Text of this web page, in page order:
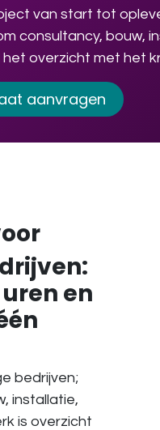
van start tot
consultancy, bouw,
het overzicht met het
aanvragen
en
bedrijven;
installatie,
is overzicht